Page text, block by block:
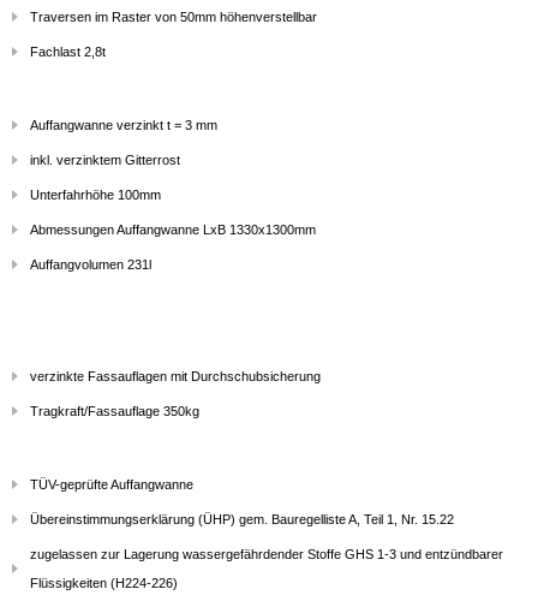
Traversen im Raster von 50mm höhenverstellbar
Fachlast 2,8t
Auffangwanne verzinkt t = 3 mm
inkl. verzinktem Gitterrost
Unterfahrhöhe 100mm
Abmessungen Auffangwanne LxB 1330x1300mm
Auffangvolumen 231l
verzinkte Fassauflagen mit Durchschubsicherung
Tragkraft/Fassauflage 350kg
TÜV-geprüfte Auffangwanne
Übereinstimmungserklärung (ÜHP) gem. Bauregelliste A, Teil 1, Nr. 15.22
zugelassen zur Lagerung wassergefährdender Stoffe GHS 1-3 und entzündbarer
Flüssigkeiten (H224-226)